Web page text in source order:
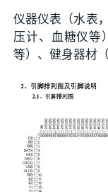
仪器仪表（水表
压计、血糖仪等
等）、健身器材